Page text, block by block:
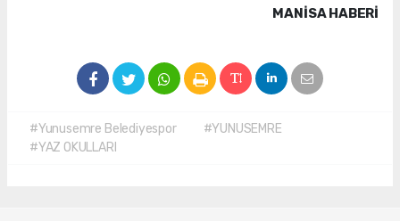
MANISA HABERİ
#Yunusemre Belediyespor
#YUNUSEMRE
#YAZ OKULLARI